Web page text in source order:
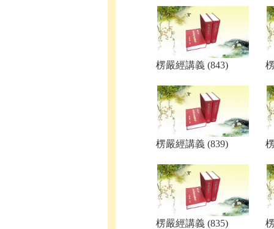
楞嚴經講義 (843)
楞嚴經講義 (839)
楞嚴經講義 (835)